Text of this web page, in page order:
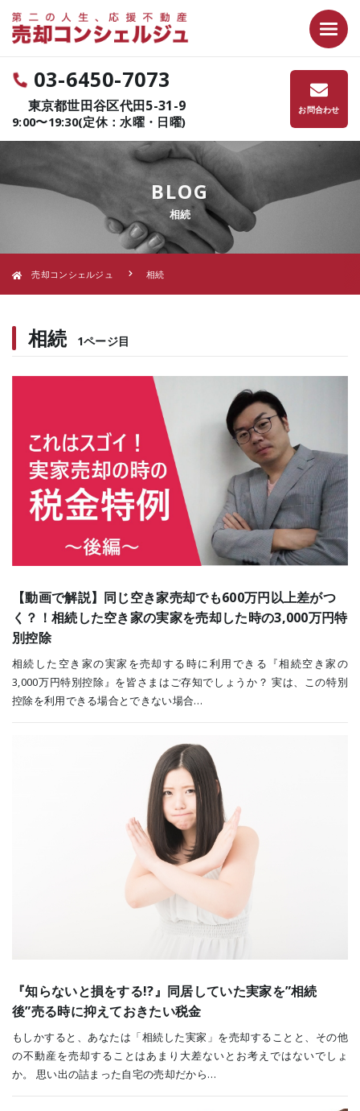
03-6450-7073
東京都世田谷区代田5-31-9
9:00〜19:30(定休：水曜・日曜)
お問合わせ
BLOG
相続
売却コンシェルジュ 相続
相続 1ページ目
【動画で解説】同じ空き家売却でも600万円以上差がつ
く？！相続した空き家の実家を売却した時の3,000万円特
別控除
相続した空き家の実家を売却する時に利用できる『相続空き家の
3,000万円特別控除』を皆さまはご存知でしょうか？ 実は、この特別
控除を利用できる場合とできない場合…
『知らないと損をする!?』同居していた実家を”相続
後”売る時に抑えておきたい税金
もしかすると、あなたは「相続した実家」を売却することと、その他
の不動産を売却することはあまり大差ないとお考えではないでしょ
か。 思い出の詰まった自宅の売却だから…